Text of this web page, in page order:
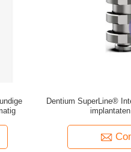
Dentium SuperLine®